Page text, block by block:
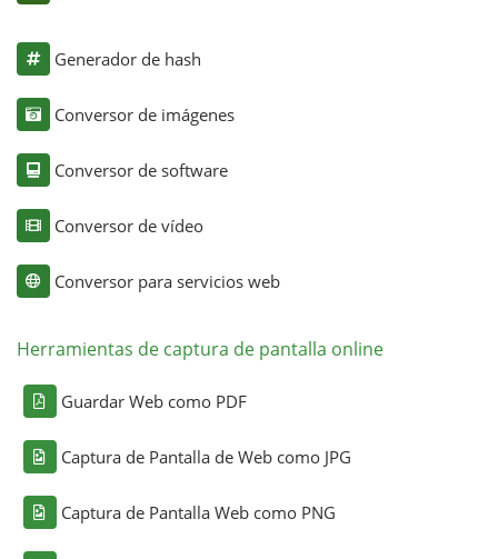
Generador de hash
Conversor de imágenes
Conversor de software
Conversor de vídeo
Conversor para servicios web
Herramientas de captura de pantalla online
Guardar Web como PDF
Captura de Pantalla de Web como JPG
Captura de Pantalla Web como PNG